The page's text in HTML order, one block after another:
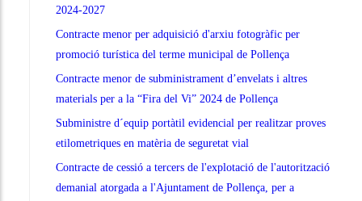
2024-2027
Contracte menor per adquisició d'arxiu fotogràfic per
promoció turística del terme municipal de Pollença
Contracte menor de subministrament d’envelats i altres
materials per a la “Fira del Vi” 2024 de Pollença
Subministre d´equip portàtil evidencial per realitzar proves
etilometriques en matèria de seguretat vial
Contracte de cessió a tercers de l'explotació de l'autorització
demanial atorgada a l'Ajuntament de Pollença, per a